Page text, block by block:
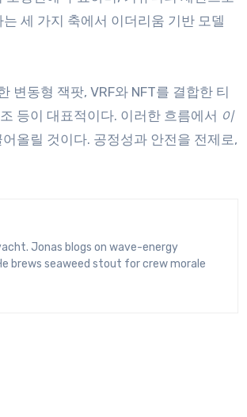
는 세 가지 축에서 이더리움 기반 모델
변동형 잭팟, VRF와 NFT를 결합한 티
등이 대표적이다. 이러한 흐름에서 이
올릴 것이다. 공정성과 안전을 전제로,
brews seaweed stout for crew morale